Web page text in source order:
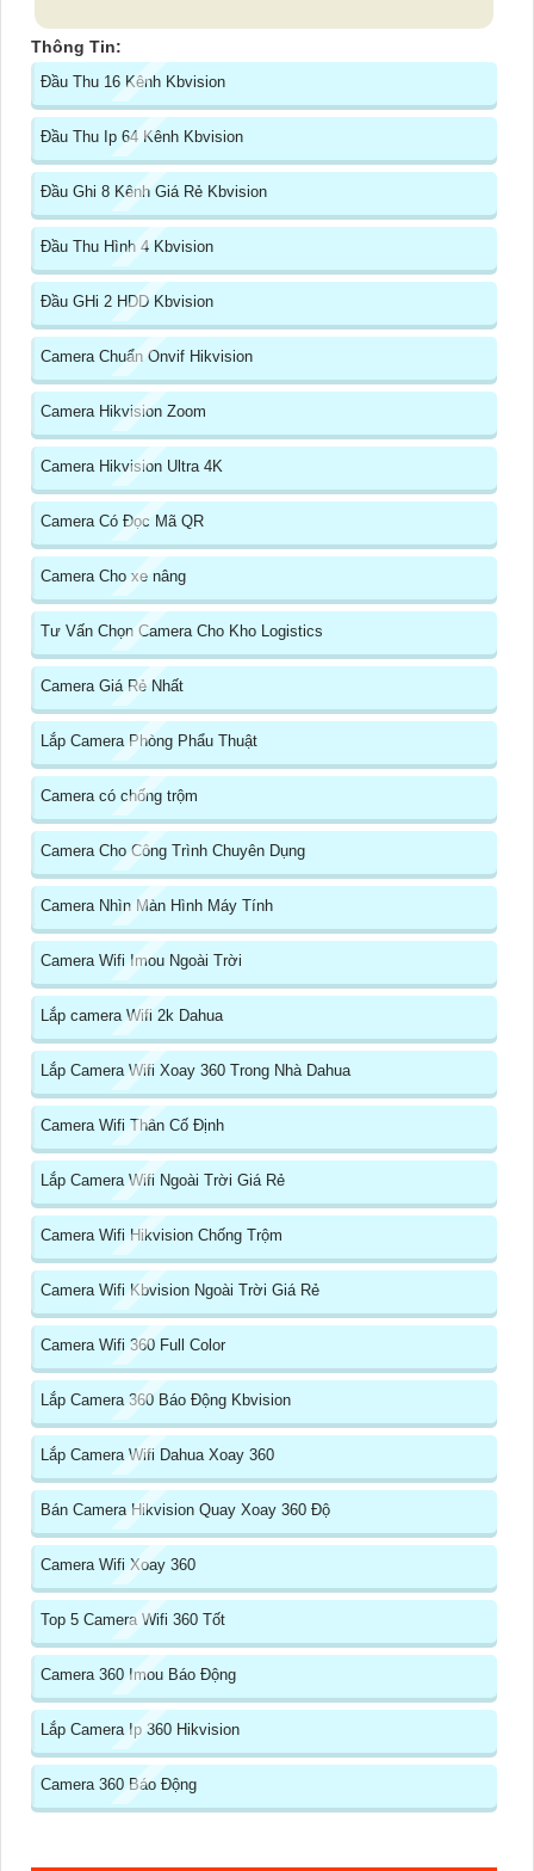
Thông Tin:
Đầu Thu 16 Kênh Kbvision
Đầu Thu Ip 64 Kênh Kbvision
Đầu Ghi 8 Kênh Giá Rẻ Kbvision
Đầu Thu Hình 4 Kbvision
Đầu GHi 2 HDD Kbvision
Camera Chuẩn Onvif Hikvision
Camera Hikvision Zoom
Camera Hikvision Ultra 4K
Camera Có Đọc Mã QR
Camera Cho xe nâng
Tư Vấn Chọn Camera Cho Kho Logistics
Camera Giá Rẻ Nhất
Lắp Camera Phòng Phẩu Thuật
Camera có chống trộm
Camera Cho Công Trình Chuyên Dụng
Camera Nhìn Màn Hình Máy Tính
Camera Wifi Imou Ngoài Trời
Lắp camera Wifi 2k Dahua
Lắp Camera Wifi Xoay 360 Trong Nhà Dahua
Camera Wifi Thân Cố Định
Lắp Camera Wifi Ngoài Trời Giá Rẻ
Camera Wifi Hikvision Chống Trộm
Camera Wifi Kbvision Ngoài Trời Giá Rẻ
Camera Wifi 360 Full Color
Lắp Camera 360 Báo Động Kbvision
Lắp Camera Wifi Dahua Xoay 360
Bán Camera Hikvision Quay Xoay 360 Độ
Camera Wifi Xoay 360
Top 5 Camera Wifi 360 Tốt
Camera 360 Imou Báo Động
Lắp Camera Ip 360 Hikvision
Camera 360 Báo Động